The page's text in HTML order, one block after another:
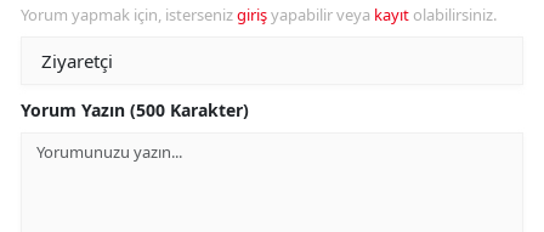
Yorum yapmak için, istersenizgirişyapabilir veya kayıt olabilirsiniz.
Yorum Yazın (500 Karakter)